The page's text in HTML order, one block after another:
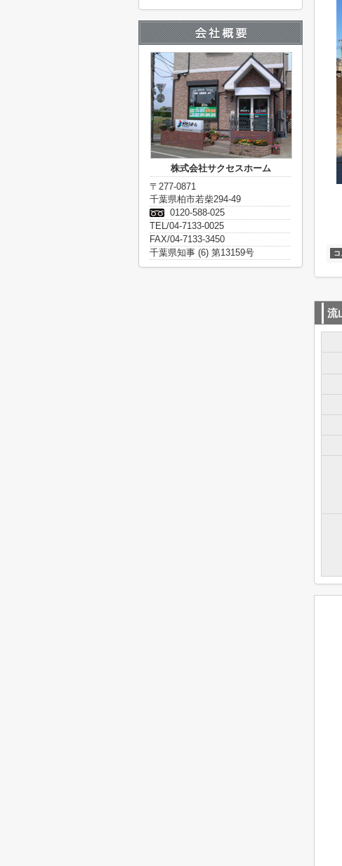
コ
流
株式会社サクセスホーム
〒277-0871
千葉県柏市若柴294-49
0120-588-025
TEL/04-7133-0025
FAX/04-7133-3450
千葉県知事 (6) 第13159号